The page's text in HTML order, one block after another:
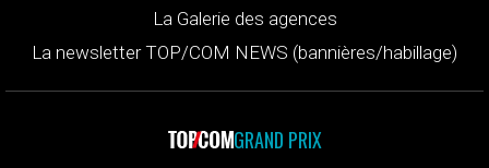
La Galerie des agences
La newsletter TOP/COM NEWS (bannières/habillage)
GRAND PRIX